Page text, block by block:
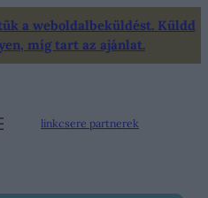
a weboldalbeküldést. Küldd
míg tart az ajánlat.
linkcsere partnerek